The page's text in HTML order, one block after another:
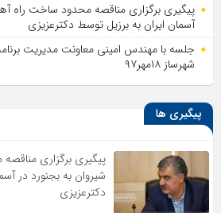
پیگیری برگزاری مناقصه محدود ساخت راه
آسمان ایران به برزیل توسط دکترعزیزی
جلسه با مهندس امینی معاونت مدیریت
شهرساز ۱۸مهر۹۷
پیگیری ها
پیگیری برگزاری
شیروان به بجنورد در
دکترعزیزی